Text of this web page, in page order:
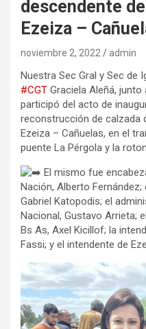
descendente
Ezeiza –
noviembre 2, 2022 admin
Nuestra Sec Gral y Sec de
#CGT Graciela Aleñá, junto
participó del acto de
reconstrucción de calzada
Ezeiza – Cañuelas, en el
puente La Pérgola y la
El mismo fue
Nación, Alberto
Gabriel Katopodis; el
Nacional, Gustavo Arrieta;
Bs As, Axel Kicillof; la
Fassi; y el intendente de